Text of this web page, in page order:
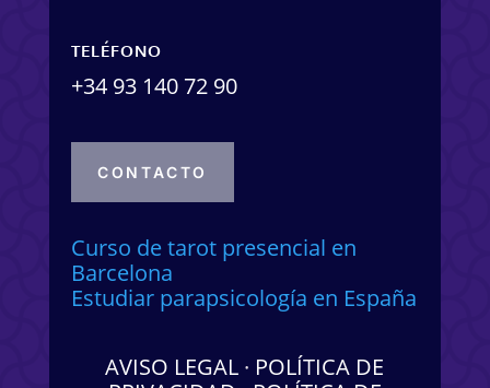
TELÉFONO
+34 93 140 72 90
CONTACTO
Curso de tarot presencial en
Barcelona
Estudiar parapsicología en España
AVISO LEGAL · POLÍTICA DE